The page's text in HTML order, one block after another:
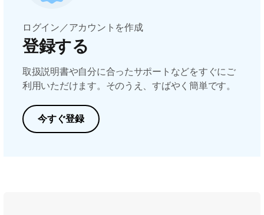
ログイン／アカウントを作成
登録する
取扱説明書や自分に合ったサポートなどをすぐにご
利用いただけます。そのうえ、すばやく簡単です。
今すぐ登録